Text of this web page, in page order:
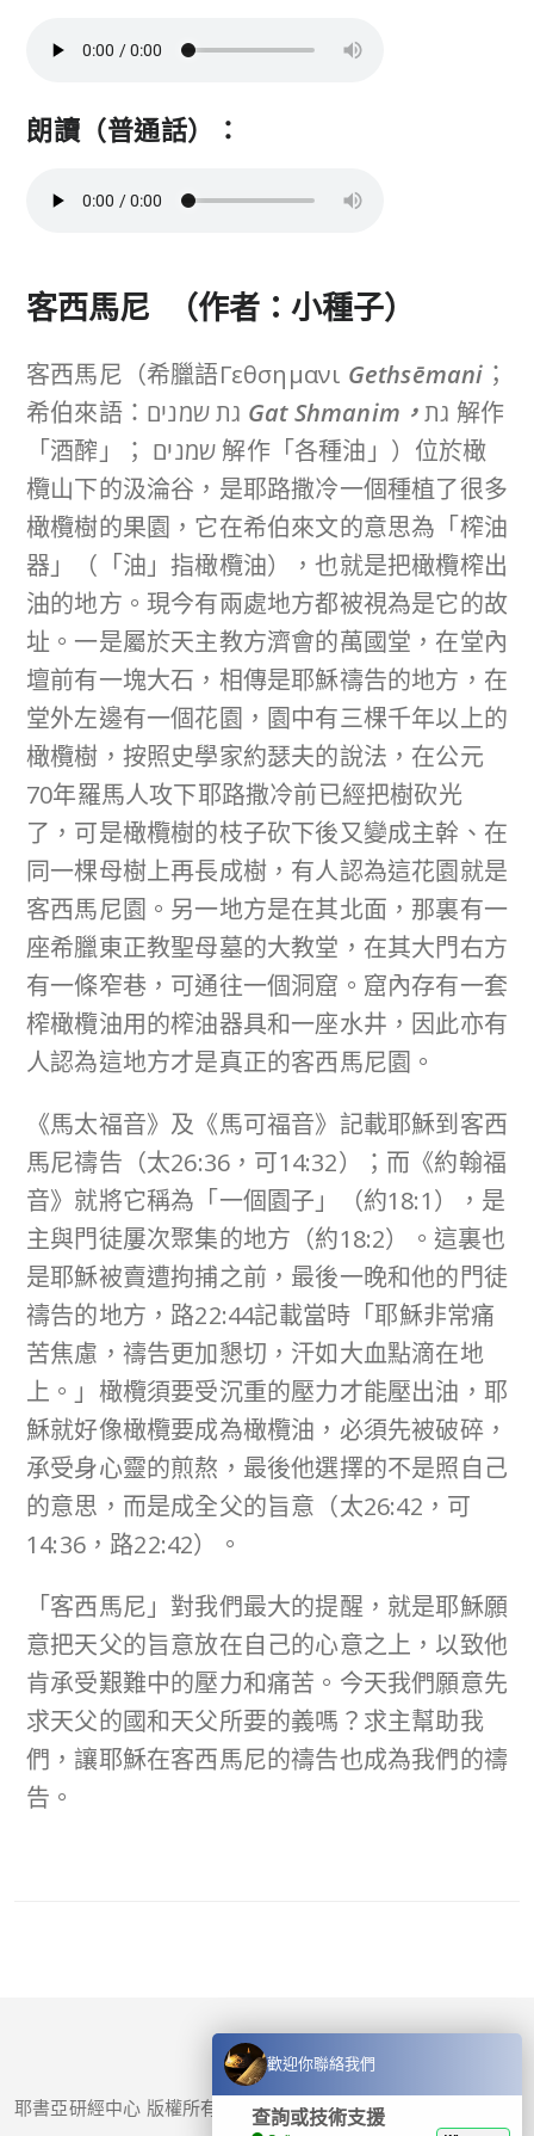
朗讀（普通話）：
客西馬尼 （作者：小種子）
客西馬尼（希臘語Γεθσημανι Gethsēmani ；
Gat Shmanim，גת 解作
「酒醡」； שמנים 解作「各種油」）位於橄
欖山下的汲淪谷，是耶路撒冷一個種植了很多
橄欖樹的果園，它在希伯來文的意思為「榨油
器」（「油」指橄欖油），也就是把橄欖榨出
油的地方。現今有兩處地方都被視為是它的故
址。一是屬於天主教方濟會的萬國堂，在堂內
壇前有一塊大石，相傳是耶穌禱告的地方，在
堂外左邊有一個花園，園中有三棵千年以上的
橄欖樹，按照史學家約瑟夫的說法，在公元
70年羅馬人攻下耶路撒冷前已經把樹砍光
了，可是橄欖樹的枝子砍下後又變成主幹、在
同一棵母樹上再長成樹，有人認為這花園就是
客西馬尼園。另一地方是在其北面，那裏有一
座希臘東正教聖母墓的大教堂，在其大門右方
有一條窄巷，可通往一個洞窟。窟內存有一套
榨橄欖油用的榨油器具和一座水井，因此亦有
人認為這地方才是真正的客西馬尼園。
《馬太福音》及《馬可福音》記載耶穌到客西
馬尼禱告（太26:36，可14:32）；而《約翰福
音》就將它稱為「一個園子」（約18:1），是
主與門徒屢次聚集的地方（約18:2）。這裏也
是耶穌被賣遭拘捕之前，最後一晚和他的門徒
禱告的地方，路22:44記載當時「耶穌非常痛
苦焦慮，禱告更加懇切，汗如大血點滴在地
上。」橄欖須要受沉重的壓力才能壓出油，耶
穌就好像橄欖要成為橄欖油，必須先被破碎，
承受身心靈的煎熬，最後他選擇的不是照自己
的意思，而是成全父的旨意（太26:42，可
14:36，路22:42）。
「客西馬尼」對我們最大的提醒，就是耶穌願
意把天父的旨意放在自己的心意之上，以致他
肯承受艱難中的壓力和痛苦。今天我們願意先
求天父的國和天父所要的義嗎？求主幫助我
們，讓耶穌在客西馬尼的禱告也成為我們的禱
告。
耶書亞研經中心 版權所有 © 2017-2026
歡迎你聯絡我們
查詢或技術支援